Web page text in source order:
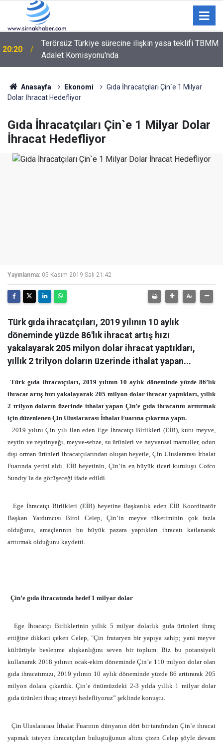
20:20
Terörsüz Türkiye sürecine ilişkin yasa teklifi TBMM
Adalet Komisyonu'nda
Anasayfa Ekonomi
Gıda İhracatçıları Çin`e 1 Milyar
Dolar İhracat Hedefliyor
Gıda İhracatçıları Çin`e 1 Milyar Dolar
İhracat Hedefliyor
Yayınlanma: 05 Kasım 2019 Salı 21:42
Türk gıda ihracatçıları, 2019 yılının 10 aylık
döneminde yüzde 86'lık ihracat artış hızı
yakalayarak 205 milyon dolar ihracat yaptıkları,
yıllık 2 trilyon doların üzerinde ithalat yapan...
Türk gıda ihracatçıları, 2019 yılının 10 aylık döneminde yüzde 86’lık
ihracat artış hızı yakalayarak 205 milyon dolar ihracat yaptıkları, yıllık
2 trilyon doların üzerinde ithalat yapan Çin’e gıda ihracatını arttırmak
için düzenlenen Çin Uluslararası İthalat Fuarına çıkarma yaptı.
2019 yılını Çin yılı ilan eden Ege İhracatçı Birlikleri (EİB), kuru meyve,
zeytin ve zeytinyağı, meyve-sebze, su ürünleri ve hayvansal mamuller, odun
dışı orman ürünleri ihracatçılarından oluşan heyetle, Çin Uluslararası İthalat
Fuarında yerini aldı. EİB heyetinin, Çin’in en büyük ticari kuruluşu Cofco
Sundry`la da görüşeceği ifade edildi.
Ege İhracatçı Birlikleri (EİB) heyetine Başkanlık eden EİB Koordinatör
Başkan Yardımcısı Birol Celep, Çin’in meyve tüketiminin çok fazla
olduğunu, amaçlarının bu büyük pazara yaptıkları ihracatı katlanarak
arttırmak olduğunu kaydetti.
Çin’e gıda ihracatında hedef 1 milyar dolar
Ege İhracatçı Birliklerinin yıllık 5 milyar dolarlık gıda ürünleri ihraç
ettiğine dikkati çeken Celep, "Çin frutaryen bir yapıya sahip; yani meyve
kültürüyle beslenme alışkanlığını seven bir toplum. Biz bu potansiyeli
kullanarak 2018 yılının ocak-ekim döneminde Çin’e 110 milyon dolar olan
gıda ihracatımızı, 2019 yılının 10 aylık döneminde yüzde 86 arttırarak 205
milyon dolara çıkardık. Çin’e önümüzdeki 2-3 yılda yıllık 1 milyar dolar
gıda ürünleri ihraç etmeyi hedefliyoruz” şeklinde konuştu.
Çin Uluslararası İthalat Fuarının dünyanın dört bir tarafından Çin`e ihracat
yapmak isteyen ihracatçıları buluştuğunun altını çizen Celep şöyle devam